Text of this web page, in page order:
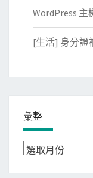
WordPress 主
[生活] 身分證
彙整
彙